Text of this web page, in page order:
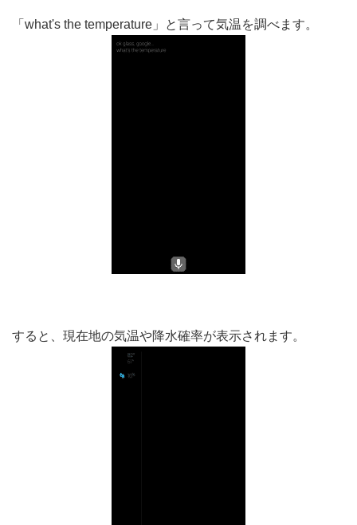
「what's the temperature」と言って気温を調べます。
すると、現在地の気温や降水確率が表示されます。